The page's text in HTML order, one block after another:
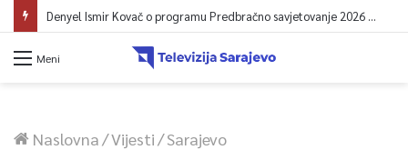
Denyel Ismir Kovač o programu Predbračno savjetovanje 2026 (video)
Meni
Naslovna/Vijesti/Sarajevo